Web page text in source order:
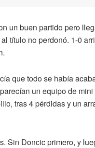
un buen partido pero
título no perdonó. 1-0
que todo se había
un equipo de
tras 4 pérdidas y un
Sin Doncic primero, y